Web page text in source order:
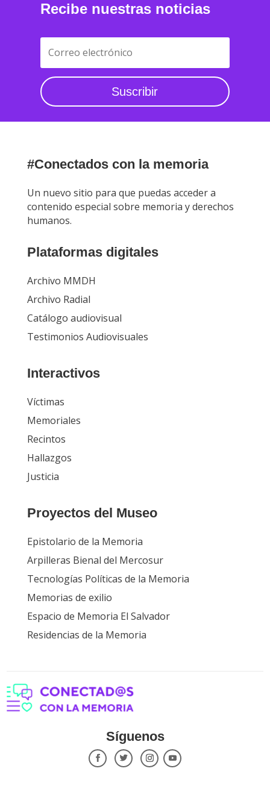
Recibe nuestras noticias
Suscribir
#Conectados con la memoria
Un nuevo sitio para que puedas acceder a
contenido especial sobre memoria y derechos
humanos.
Plataformas digitales
Archivo MMDH
Archivo Radial
Catálogo audiovisual
Testimonios Audiovisuales
Interactivos
Víctimas
Memoriales
Recintos
Hallazgos
Justicia
Proyectos del Museo
Epistolario de la Memoria
Arpilleras Bienal del Mercosur
Tecnologías Políticas de la Memoria
Memorias de exilio
Espacio de Memoria El Salvador
Residencias de la Memoria
Síguenos